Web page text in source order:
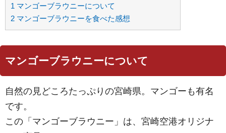
1 マンゴーブラウニーについて
2 マンゴーブラウニーを食べた感想
マンゴーブラウニーについて
自然の見どころたっぷりの宮崎県。マンゴーも有名
です。
この「マンゴーブラウニー」は、宮崎空港オリジナ